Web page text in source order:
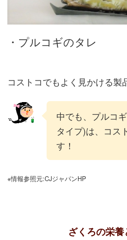
・プルコギのタレ
コストコでもよく見かける製
中でも、プルコ
タイプ)は、コス
す！
※情報参照元:CJジャパンHP
ざくろの栄養